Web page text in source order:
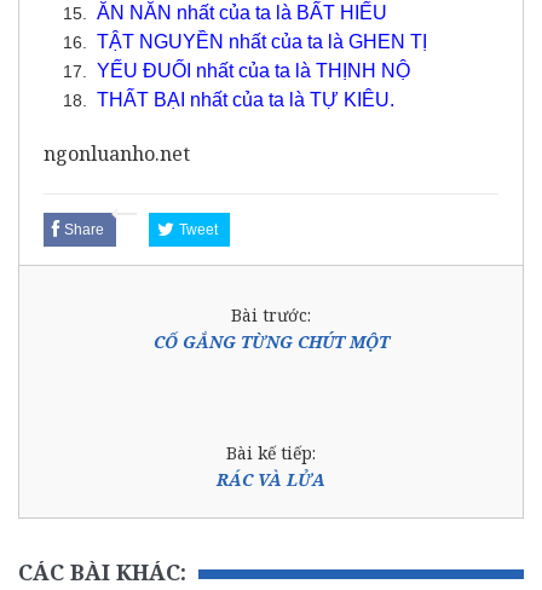
ĂN NĂN nhất của ta là BẤT HIẾU
TẬT NGUYỀN nhất của ta là GHEN TỊ
YẾU ĐUỐI nhất của ta là THỊNH NỘ
THẤT BẠI nhất của ta là TỰ KIÊU.
ngonluanho.net
Share Tweet
Bài trước:
CỐ GẮNG TỪNG CHÚT MỘT
Bài kế tiếp:
RÁC VÀ LỬA
CÁC BÀI KHÁC: